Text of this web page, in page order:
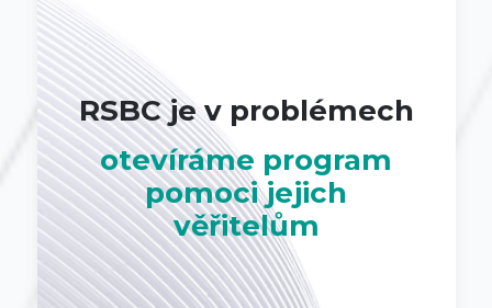
RSBC je v problémech
otevíráme program
pomoci jejich
věřitelům